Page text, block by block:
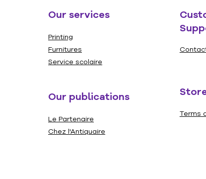
Our services
Printing
Furnitures
Service scolaire
Our publications
Le Partenaire
Chez l'Antiquaire
Terms